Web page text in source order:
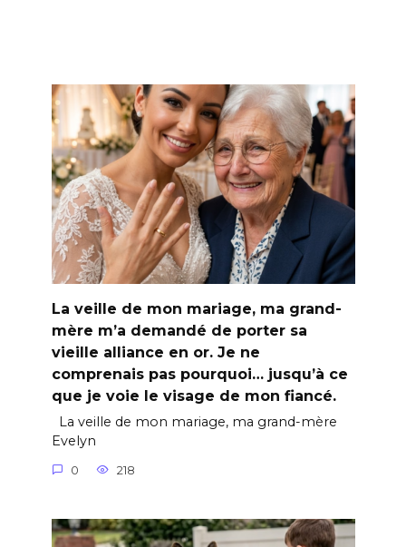
La veille de mon mariage, ma grand-
mère m’a demandé de porter sa
vieille alliance en or. Je ne
comprenais pas pourquoi… jusqu’à ce
que je voie le visage de mon fiancé.
La veille de mon mariage, ma grand-mère
Evelyn
0 218